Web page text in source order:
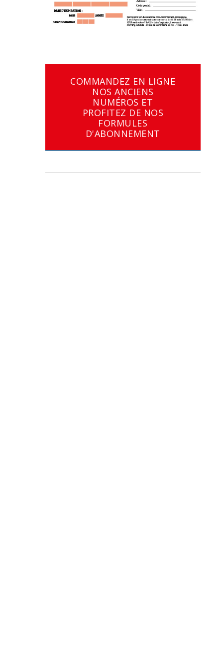
COMMANDEZ EN LIGNE
NOS ANCIENS
NUMÉROS ET
PROFITEZ DE NOS
FORMULES
D'ABONNEMENT